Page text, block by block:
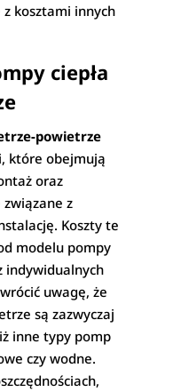
kosztami innych
ciepła
powietrze
które obejmują
oraz
z
Koszty te
modelu pompy
indywidualnych
uwagę, że
są zazwyczaj
inne typy pomp
czy wodne.